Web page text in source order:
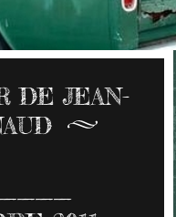
DE JEAN-